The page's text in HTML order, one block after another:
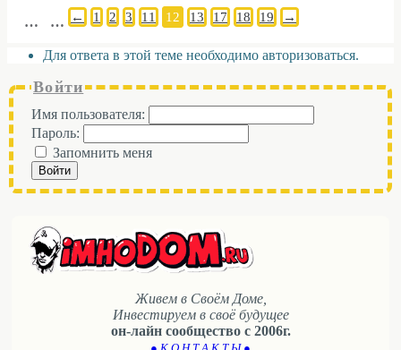
← 1 2 3
… 11 12 13
… 17 18 19 →
Для ответа в этой теме необходимо авторизоваться.
Войти
Имя пользователя:
Пароль:
Запомнить меня
Войти
Живем в Своём Доме,
Инвестируем в своё будущее
он-лайн сообщество с 2006г.